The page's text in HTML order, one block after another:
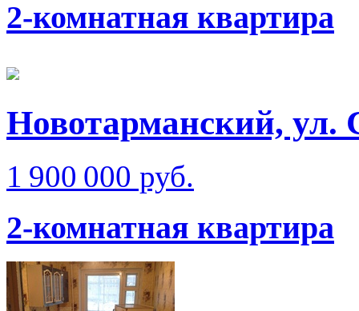
2-комнатная квартира
Новотарманский,
1 900 000 руб.
2-комнатная квартира